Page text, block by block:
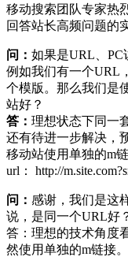
移动搜索团队专家热
回答站长高频问题的
问： 如果是URL、PC
例如我们有一个URL
个模版。那么我们是
站好？
答： 理想状态下同一
还有待进一步解决，
移动站使用单独的m
url： http://
问： 感谢，我们是这
说，是同一个URL好
答：理想的技术角度
然使用单独的m链接。